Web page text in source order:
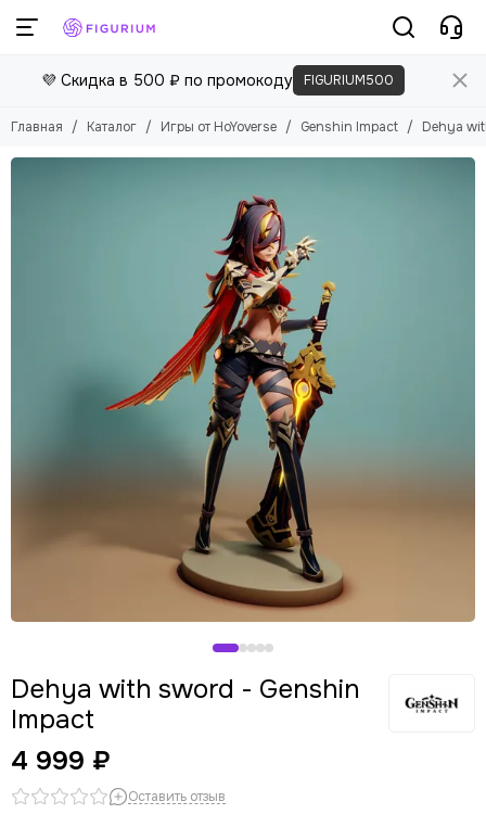
Игры от HoYoverse
Смотреть все товары
Genshin Impact
💜 Скидка в 500 ₽ по промокоду FIGURIUM500
Главная Каталог Игры от HoYoverse Genshin Impact Dehya
Dehya with sword - Genshin
Impact
4 999 ₽
Оставить отзыв